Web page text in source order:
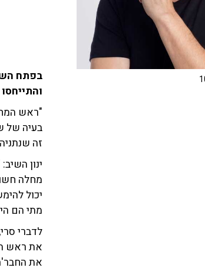
בפתח
"ראש
בעיה של
זה
ינון
מחלה
יכול
מתי הם
לדברי
את ראש
את